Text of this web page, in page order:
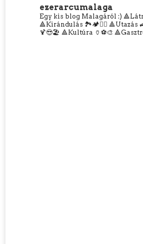
ezerarcumalaga
Egy kis blog Malagáról :)
🔺Kirándulás 🏞️🏕️🧗‍♀️ 🔺Utazás
🍹😎🏖️ 🔺Kultúra 🏺⚽🎨